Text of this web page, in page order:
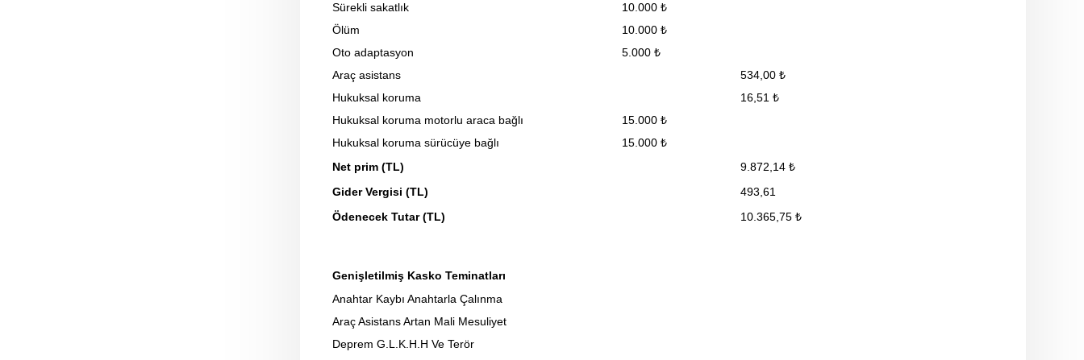
Sürekli sakatlık
10.000 ₺
Ölüm
10.000 ₺
Oto adaptasyon
5.000 ₺
Araç asistans
534,00 ₺
Hukuksal koruma
16,51 ₺
Hukuksal koruma motorlu araca bağlı
15.000 ₺
Hukuksal koruma sürücüye bağlı
15.000 ₺
Net prim (TL)
9.872,14 ₺
Gider Vergisi (TL)
493,61
Ödenecek Tutar (TL)
10.365,75 ₺
Genişletilmiş Kasko Teminatları
Anahtar Kaybı Anahtarla Çalınma
Araç Asistans Artan Mali Mesuliyet
Deprem G.L.K.H.H Ve Terör